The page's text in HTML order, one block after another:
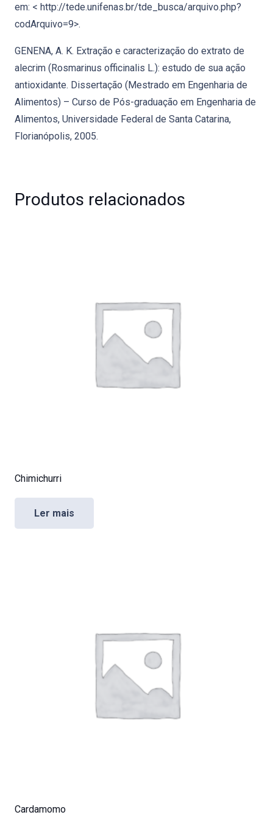
em: < http://tede.unifenas.br/tde_busca/arquivo.php?
codArquivo=9>.
GENENA, A. K. Extração e caracterização do extrato de
alecrim (Rosmarinus officinalis L.): estudo de sua ação
antioxidante. Dissertação (Mestrado em Engenharia de
Alimentos) – Curso de Pós-graduação em Engenharia de
Alimentos, Universidade Federal de Santa Catarina,
Florianópolis, 2005.
Produtos relacionados
Chimichurri
Ler mais
Cardamomo